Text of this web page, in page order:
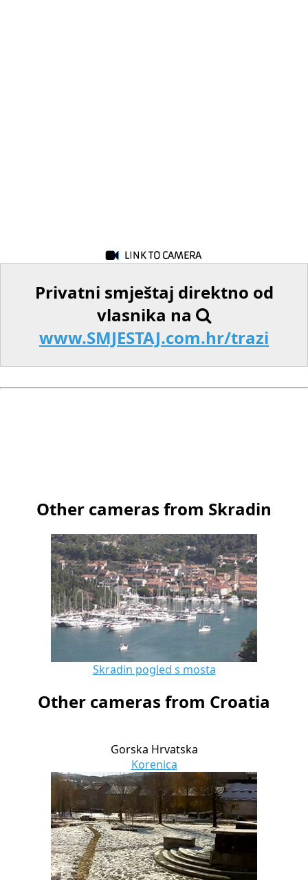
Privatni smještaj direktno od
vlasnika na
www.SMJESTAJ.com.hr/trazi
Other cameras from Skradin
Skradin pogled s mosta
Other cameras from Croatia
Gorska Hrvatska
Korenica